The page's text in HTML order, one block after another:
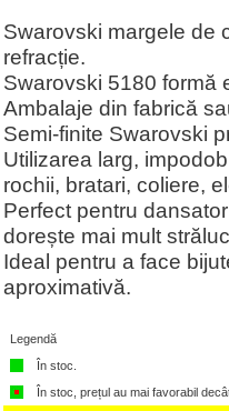
Swarovski margele de
refracție.
Swarovski 5180 formă
Ambalaje din fabrică
Semi-finite Swarovski
Utilizarea larg,
rochii, bratari, coliere,
Perfect pentru
dorește mai mult
Ideal pentru a face
aproximativă.
Legendă
În stoc.
În stoc, prețul au mai favorabil